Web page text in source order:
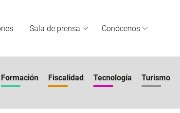
Sala de prensa Conócenos
Formación Fiscalidad Tecnología Turismo